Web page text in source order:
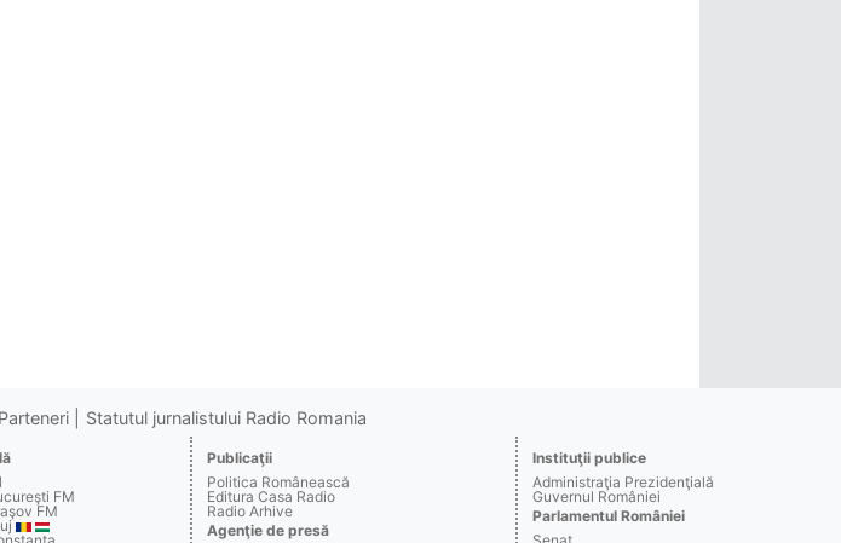
Parteneri Statutul jurnalistului Radio Romania
FM
FM
Publicaţii
Politica Românească
Editura Casa Radio
Radio Arhive
Agenţie de presă
Instituţii publice
Administraţia Prezidenţială
Guvernul României
Parlamentul României